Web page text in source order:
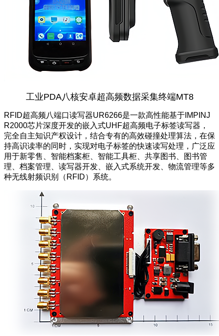
工业PDA八核安卓超高频数据采集终端MT8
RFID超高频八端口读写器UR6266是一款高性能基于IMPINJ
R2000芯片深度开发的嵌入式UHF超高频电子标签读写器，
完全自主知识产权设计，结合专有的高效碰撞处理算法，在保
持高识读率的同时，实现对电子标签的快速读写处理，广泛应
用于新零售、 智能档案柜 智能工具柜 、共享图书、
图书管
理
档案管理 、读写器开发、嵌入式系统开发、 物流管理等多
种无线射频识别（RFID）系统。